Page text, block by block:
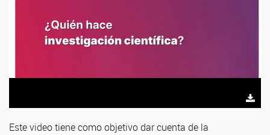
Este video tiene como objetivo dar cuenta de la